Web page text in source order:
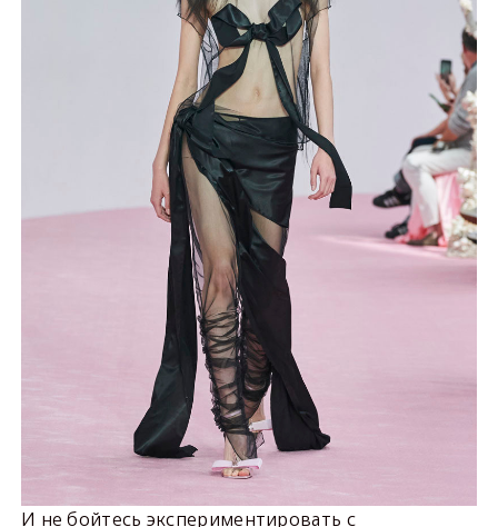
И не бойтесь экспериментировать с